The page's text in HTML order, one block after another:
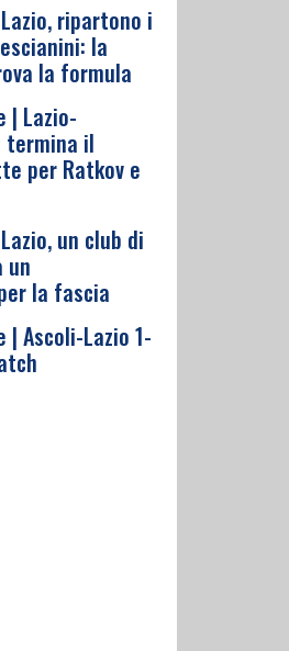
ripartono i
la
la formula
| Lazio-
termina il
per Ratkov e
un club di
un
la fascia
| Ascoli-Lazio 1-